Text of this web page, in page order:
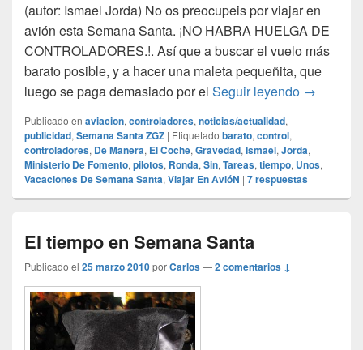
(autor: Ismael Jorda) No os preocupeis por viajar en
avión esta Semana Santa. ¡NO HABRA HUELGA DE
CONTROLADORES.!. Así que a buscar el vuelo más
barato posible, y a hacer una maleta pequeñita, que
luego se paga demasiado por el Seguir leyendo Semana
→
Publicado en aviacion, controladores, noticias/actualidad,
publicidad, Semana Santa ZGZ | Etiquetado barato, control,
controladores, De Manera, El Coche, Gravedad, Ismael, Jorda,
Ministerio De Fomento, pilotos, Ronda, Sin, Tareas, tiempo, Unos,
Vacaciones De Semana Santa, Viajar En AvióN | 7respuestas
El tiempo en Semana Santa
Publicado el 25 marzo 2010porCarlos—2 comentarios ↓